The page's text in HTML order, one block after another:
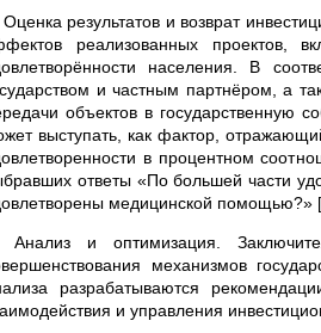
результатов и возврат
реализованных проектов,
населения. В
и частным партнёром, а
объектов в государственную
выступать, как фактор,
в процентном
ответы «По большей части
медицинской помощью?» [
Анализ и оптимизация.
механизмов
разрабатываются
и управления